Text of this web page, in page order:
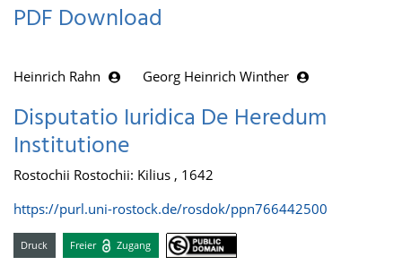
PDF Download
Heinrich Rahn Georg Heinrich Winther
Disputatio Iuridica De Heredum
Institutione
Rostochii Rostochii: Kilius , 1642
https://purl.uni-rostock.de/rosdok/ppn766442500
Druck Freier Zugang